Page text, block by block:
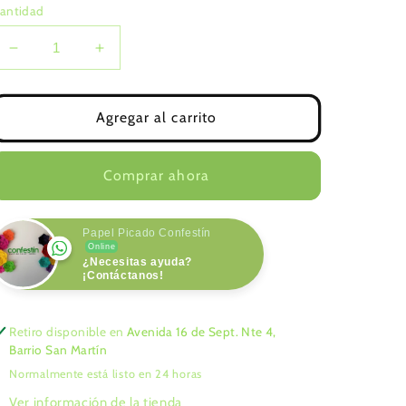
Reducir
cantidad
para
Aumentar
cantidad
para
PIÑA
Agregar al carrito
Comprar ahora
Papel Picado Confestín
Online
¿Necesitas ayuda?
¡Contáctanos!
Retiro disponible en Avenida 16 de Sept. Nte 4,
Barrio San Martín
Normalmente está listo en 24 horas
Ver información de la tienda